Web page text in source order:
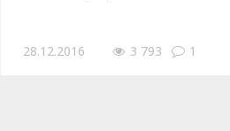
28.12.2016 3 793 1